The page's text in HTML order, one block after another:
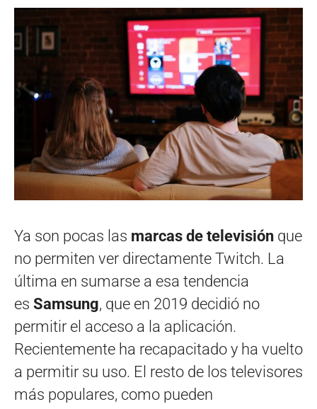
Ya son pocas las marcas de televisión que
no permiten ver directamente Twitch. La
última en sumarse a esa tendencia
es Samsung, que en 2019 decidió no
permitir el acceso a la aplicación.
Recientemente ha recapacitado y ha vuelto
a permitir su uso. El resto de los televisores
más populares, como pueden